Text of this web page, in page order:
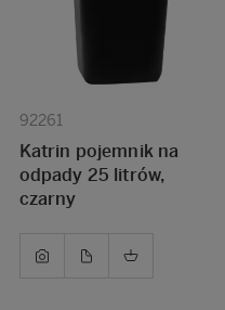
92261
Katrin pojemnik na
odpady 25 litrów,
czarny